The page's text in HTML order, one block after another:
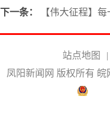
下一条：
【伟大征程】
站点地图 |
凤阳新闻网 版权所有 皖